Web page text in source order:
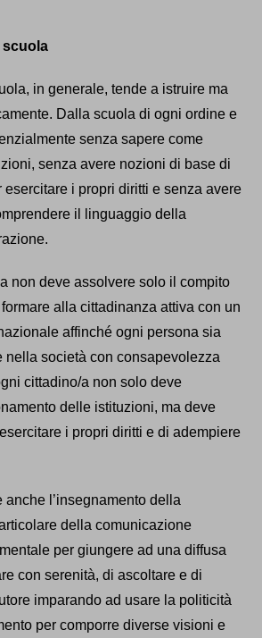
scuola
in generale, tende a istruire ma
Dalla scuola di ogni ordine e
senza sapere come
senza avere nozioni di base di
esercitare i propri diritti e senza avere
il linguaggio della
non deve assolvere solo il compito
alla cittadinanza attiva con un
affinché ogni persona sia
nella società con consapevolezza
cittadino/a non solo deve
delle istituzioni, ma deve
i propri diritti e di adempiere
anche l’insegnamento della
della comunicazione
per giungere ad una diffusa
con serenità, di ascoltare e di
imparando ad usare la politicità
per comporre diverse visioni e